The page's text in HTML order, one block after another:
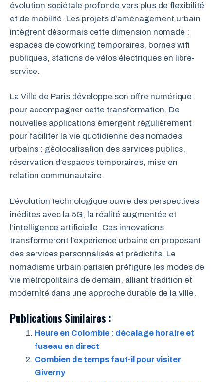
évolution sociétale profonde vers plus de flexibilité
et de mobilité. Les projets d’aménagement urbain
intègrent désormais cette dimension nomade :
espaces de coworking temporaires, bornes wifi
publiques, stations de vélos électriques en libre-
service.
La Ville de Paris développe son offre numérique
pour accompagner cette transformation. De
nouvelles applications émergent régulièrement
pour faciliter la vie quotidienne des nomades
urbains : géolocalisation des services publics,
réservation d’espaces temporaires, mise en
relation communautaire.
L’évolution technologique ouvre des perspectives
inédites avec la 5G, la réalité augmentée et
l’intelligence artificielle. Ces innovations
transformeront l’expérience urbaine en proposant
des services personnalisés et prédictifs. Le
nomadisme urbain parisien préfigure les modes de
vie métropolitains de demain, alliant tradition et
modernité dans une approche durable de la ville.
Publications Similaires :
Heure en Colombie : décalage horaire et
fuseau en direct
Combien de temps faut-il pour visiter
Giverny